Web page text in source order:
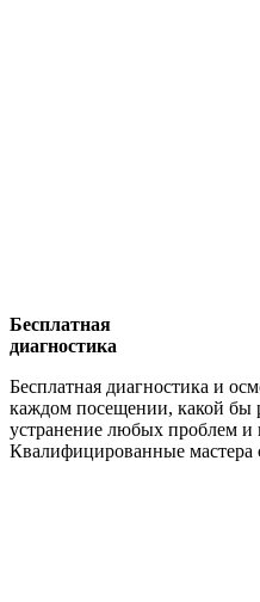
Бесплатная
диагностика
Бесплатная диагностика и
каждом посещении, какой бы
устранение любых проблем и
Квалифицированные